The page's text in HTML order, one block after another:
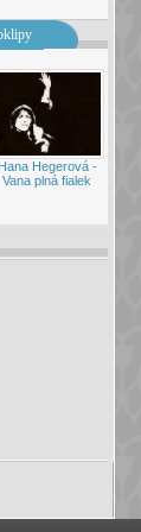
Hana Hegerová -
Vana plná fialek